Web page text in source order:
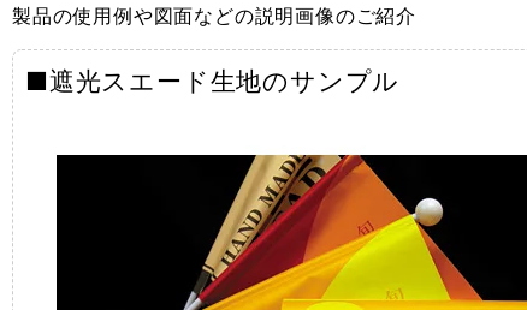
製品の使用例や図面などの説明画像のご紹介
■遮光スエード生地のサンプル